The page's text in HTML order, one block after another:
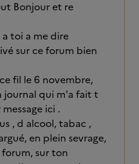
Bonjour et re
toi a me dire
sur ce forum bien
fil le 6 novembre,
journal qui m'a fait t
ici .
, d alcool, tabac ,
en plein sevrage,
forum, sur ton